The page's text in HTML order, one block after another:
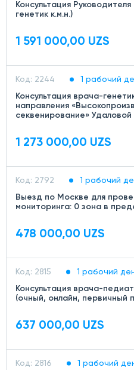
Консультация
генетик к.м.н.)
1 591 000,00 UZS
Код: 2244
1 рабочий
Консультация врача-
направления
секвенирование»
1 273 000,00 UZS
Код: 2792
1 рабочий
Выезд по Москве для
мониторинга: 0 зона в
478 000,00 UZS
Код: 2815
1 рабочий
Консультация врача-
(очный, онлайн, первичный
637 000,00 UZS
Код: 2816
1 рабочий